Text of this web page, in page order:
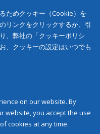
ためクッキー（Cookie）を
リンクをクリックするか、引
、弊社の「クッキーポリシ
、クッキーの設定はいつでも
on our website. By
website, you accept the use
cookies at any time.